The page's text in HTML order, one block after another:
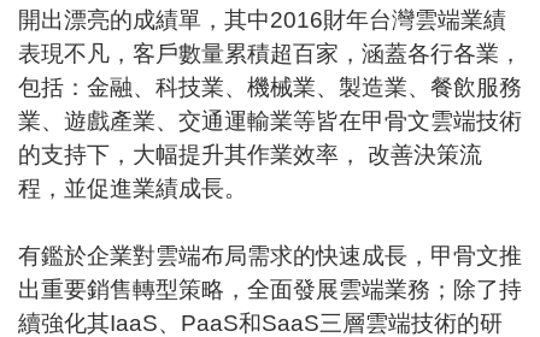
開出漂亮的成績單，其中2016財年台灣雲端業績
表現不凡，客戶數量累積超百家，涵蓋各行各業，
包括：金融、科技業、機械業、製造業、餐飲服務
業、遊戲產業、交通運輸業等皆在甲骨文雲端技術
的支持下，大幅提升其作業效率， 改善決策流
程，並促進業績成長。
有鑑於企業對雲端布局需求的快速成長，甲骨文推
出重要銷售轉型策略，全面發展雲端業務；除了持
續強化其IaaS、PaaS和SaaS三層雲端技術的研